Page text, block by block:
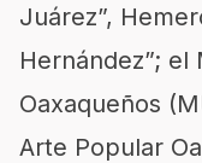
Juárez”,
Hernández”; el
Oaxaqueños
Arte Popular